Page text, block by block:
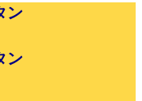
ン
ン